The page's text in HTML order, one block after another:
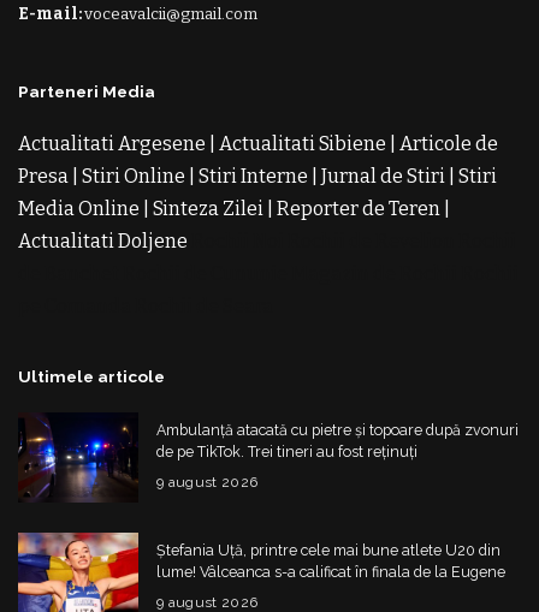
E-mail:voceavalcii@gmail.com
Parteneri Media
Actualitati Argesene Actualitati Sibiene
Articole de
Presa Stiri Online Stiri Interne Jurnal de Stiri Stiri
Media Online
Sinteza Zilei Reporter de Teren
Actualitati Doljene
Ultimele articole
Ambulanță atacată cu pietre și topoare după zvonuri
de pe TikTok. Trei tineri au fost reținuți
9 august 2026
Ștefania Uță, printre cele mai bune atlete U20 din
lume! Vâlceanca s-a calificat în finala de la Eugene
9 august 2026